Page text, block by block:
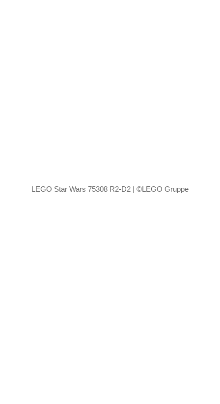
LEGO Star Wars 75308 R2-D2 | ©LEGO Gruppe